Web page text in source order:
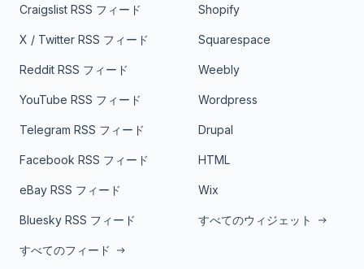
Craigslist RSS フィード
X / Twitter RSS フィード
Reddit RSS フィード
YouTube RSS フィード
Telegram RSS フィード
Facebook RSS フィード
eBay RSS フィード
Bluesky RSS フィード
すべてのフィード
Shopify
Squarespace
Weebly
Wordpress
Drupal
HTML
Wix
すべてのウィジェット